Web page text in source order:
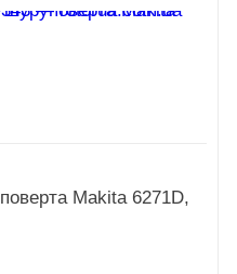
10 mm
Makita 6271D,